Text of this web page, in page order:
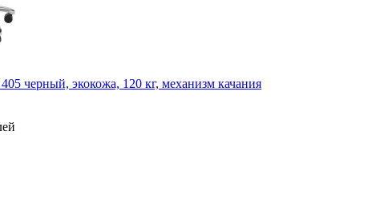
черный, экокожа, 120 кг, механизм качания